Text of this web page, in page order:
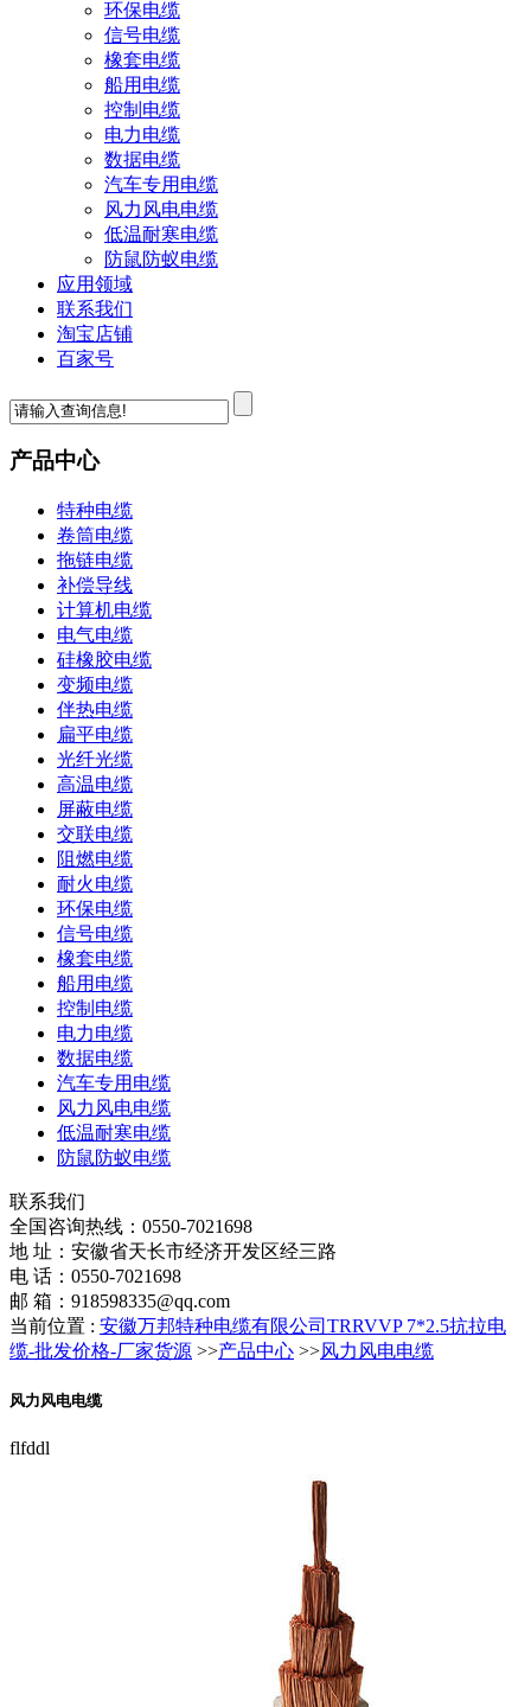
环保电缆
信号电缆
橡套电缆
船用电缆
控制电缆
电力电缆
数据电缆
汽车专用电缆
风力风电电缆
低温耐寒电缆
防鼠防蚁电缆
应用领域
联系我们
淘宝店铺
百家号
产品中心
特种电缆
卷筒电缆
拖链电缆
补偿导线
计算机电缆
电气电缆
硅橡胶电缆
变频电缆
伴热电缆
扁平电缆
光纤光缆
高温电缆
屏蔽电缆
交联电缆
阻燃电缆
耐火电缆
环保电缆
信号电缆
橡套电缆
船用电缆
控制电缆
电力电缆
数据电缆
汽车专用电缆
风力风电电缆
低温耐寒电缆
防鼠防蚁电缆
联系我们
全国咨询热线： 0550-7021698
地 址：安徽省天长市经济开发区经三路
电 话：0550-7021698
邮 箱：918598335@qq.com
当前位置 : 安徽万邦特种电缆有限公司TRRVVP 7*2.5抗拉电
缆-批发价格-厂家货源 >>产品中心 >>风力风电电缆
风力风电电缆
flfddl